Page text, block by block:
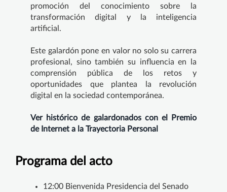
promoción del conocimiento sobre la
transformación digital y la inteligencia
artificial.
Este galardón pone en valor no solo su carrera
profesional, sino también su influencia en la
comprensión pública de los retos y
oportunidades que plantea la revolución
digital en la sociedad contemporánea.
Ver histórico de galardonados con el Premio
de Internet a la Trayectoria Personal
Programa del acto
12:00 Bienvenida Presidencia del Senado